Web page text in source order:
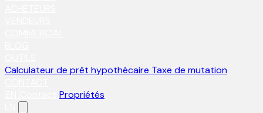
Calculateur de prêt hypothécaire Taxe de mutation
Propriétés